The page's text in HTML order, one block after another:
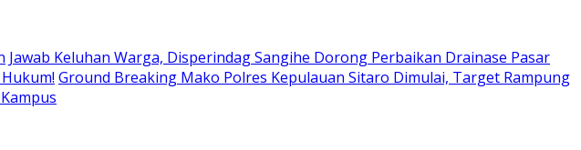
Jawab Keluhan Warga, Disperindag Sangihe Dorong Perbaikan Drainase Pasar
Ground Breaking Mako Polres Kepulauan Sitaro Dimulai, Target Rampung